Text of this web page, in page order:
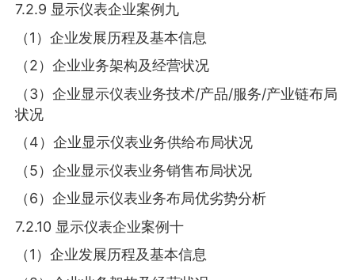
7.2.9 显示仪表企业案例九
（1）企业发展历程及基本信息
（2）企业业务架构及经营状况
（3）企业显示仪表业务技术/产品/服务/产业链布局
状况
（4）企业显示仪表业务供给布局状况
（5）企业显示仪表业务销售布局状况
（6）企业显示仪表业务布局优劣势分析
7.2.10 显示仪表企业案例十
（1）企业发展历程及基本信息